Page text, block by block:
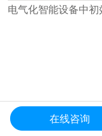
在线咨询